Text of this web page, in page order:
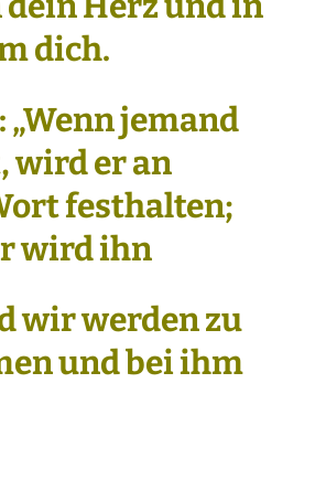
dich.
„Wenn jemand
wird er an
festhalten;
wird ihn
wir werden zu
und bei ihm